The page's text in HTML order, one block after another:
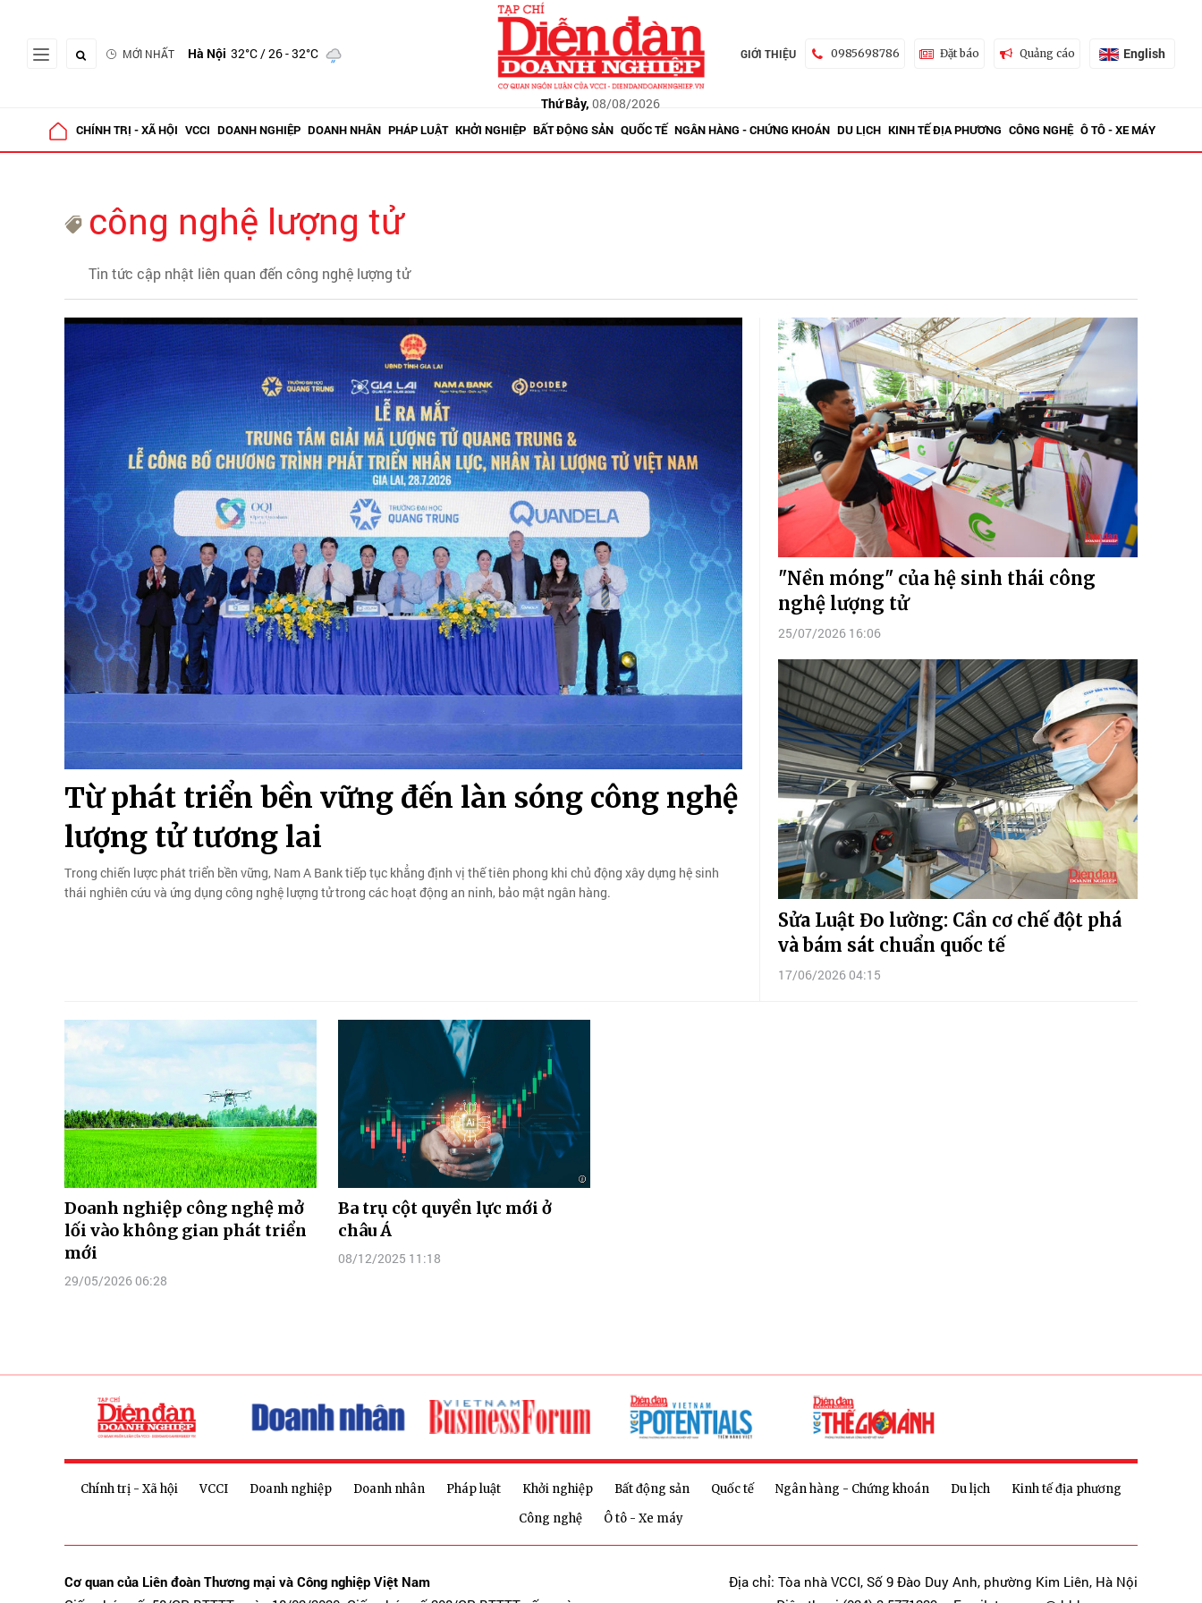
MỚI NHẤT Hà Nội 32°C/ 26 - 32°C
Thứ Bảy, 08/08/2026
GIỚI THIỆU 0985698786 Đặt báo Quảng cáo English
CHÍNH TRỊ - XÃ HỘI VCCI DOANH NGHIỆP DOANH NHÂN PHÁP LUẬT KHỞI NGHIỆP BẤT ĐỘNG SẢN QUỐC TẾ NGÂN HÀNG - CHỨNG KHOÁN DU LỊCH KINH TẾ ĐỊA PHƯƠNG CÔNG NGHỆ Ô TÔ - XE MÁY
công nghệ lượng tử
Tin tức cập nhật liên quan đến công nghệ lượng tử
Từ phát triển bền vững đến làn sóng công nghệ
lượng tử tương lai
Trong chiến lược phát triển bền vững, Nam A Bank tiếp tục khẳng định vị thế tiên phong khi chủ động xây dựng hệ sinh
thái nghiên cứu và ứng dụng công nghệ lượng tử trong các hoạt động an ninh, bảo mật ngân hàng.
"Nền móng" của hệ sinh thái công
nghệ lượng tử
25/07/2026 16:06
Sửa Luật Đo lường: Cần cơ chế đột phá
và bám sát chuẩn quốc tế
17/06/2026 04:15
Doanh nghiệp công nghệ mở
lối vào không gian phát triển
mới
29/05/2026 06:28
Ba trụ cột quyền lực mới ở
châu Á
08/12/2025 11:18
Chính trị - Xã hội VCCI Doanh nghiệp Doanh nhân Pháp luật Khởi nghiệp Bất động sản Quốc tế Ngân hàng - Chứng khoán Du lịch
Kinh tế địa phương
Công nghệ
Ô tô - Xe máy
Cơ quan của Liên đoàn Thương mại và Công nghiệp Việt Nam
Địa chỉ: Tòa nhà VCCI, Số 9 Đào Duy Anh, phường Kim Liên, Hà Nội